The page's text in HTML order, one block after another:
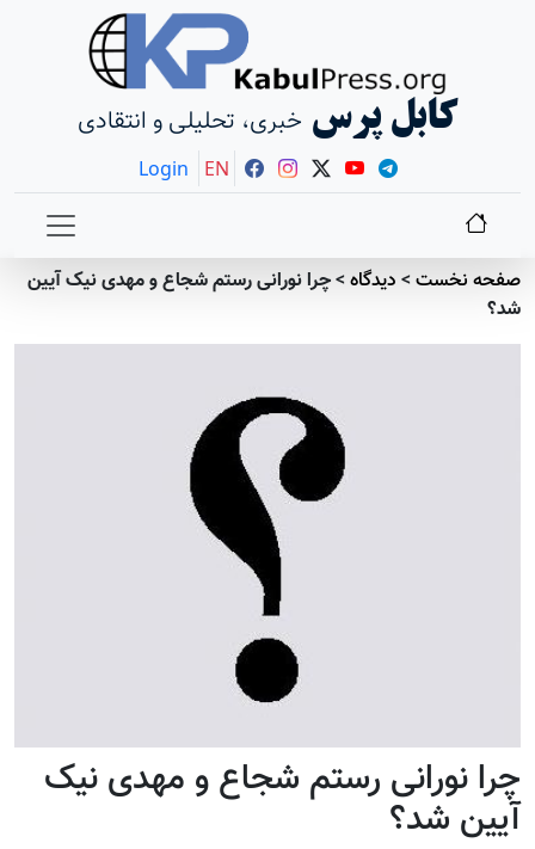
کابل پرس خبری، تحلیلی و انتقادی
Login EN
صفحه نخست> دیدگاه>چرا نورانی رستم شجاع و مهدی نیک آیین
شد؟
چرا نورانی رستم شجاع و مهدی نیک
آیین شد؟